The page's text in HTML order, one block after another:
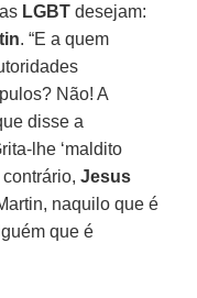
LGBT desejam:
. “E a quem
Não! A
disse a
lhe ‘maldito
contrário,Jesus
naquilo que é
que é